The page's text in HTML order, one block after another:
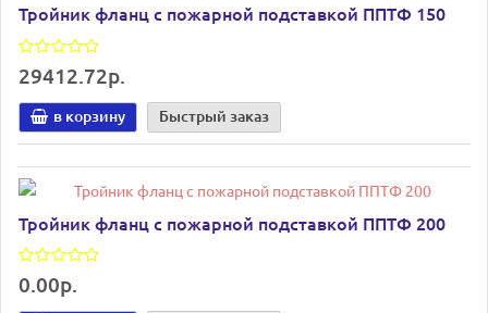
Тройник фланц с пожарной подставкой ППТФ 150
29412.72р.
в корзину Быстрый заказ
Тройник фланц с пожарной подставкой ППТФ 200
0.00р.